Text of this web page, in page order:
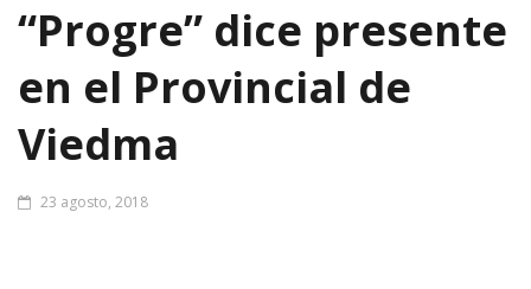
“Progre” dice presente
en el Provincial de
Viedma
23 agosto, 2018